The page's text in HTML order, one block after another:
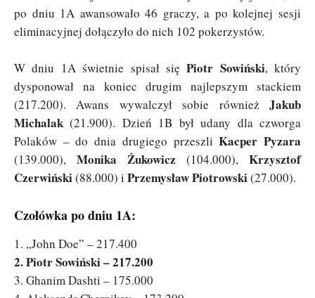
po dniu 1A awansowało 46 graczy, a po kolejnej sesji
eliminacyjnej dołączyło do nich 102 pokerzystów.
W dniu 1A świetnie spisał sięPiotr Sowiński, który
dysponował na koniec drugim najlepszym stackiem
(217.200). Awans wywalczył sobie również Jakub
Michalak (21.900). Dzień 1B był udany dla czworga
Polaków – do dnia drugiego przeszli Kacper Pyzara
(139.000), Monika Żukowicz (104.000), Krzysztof
Czerwiński(88.000) i Przemysław Piotrowski(27.000).
Czołówka po dniu 1A:
1. „John Doe” – 217.400
2. Piotr Sowiński – 217.200
3. Ghanim Dashti – 175.000